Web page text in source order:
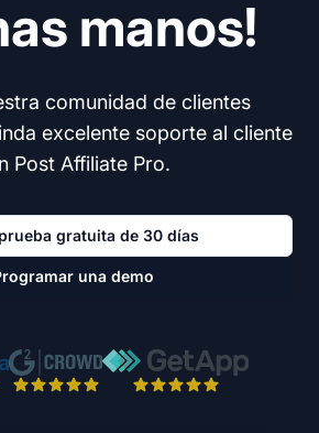
manos!
comunidad de clientes
excelente soporte al cliente
Post Affiliate Pro.
gratuita de 30 días
una demo